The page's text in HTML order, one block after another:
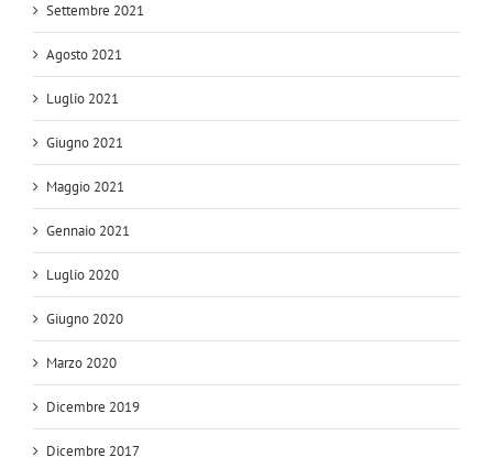
Settembre 2021
Agosto 2021
Luglio 2021
Giugno 2021
Maggio 2021
Gennaio 2021
Luglio 2020
Giugno 2020
Marzo 2020
Dicembre 2019
Dicembre 2017